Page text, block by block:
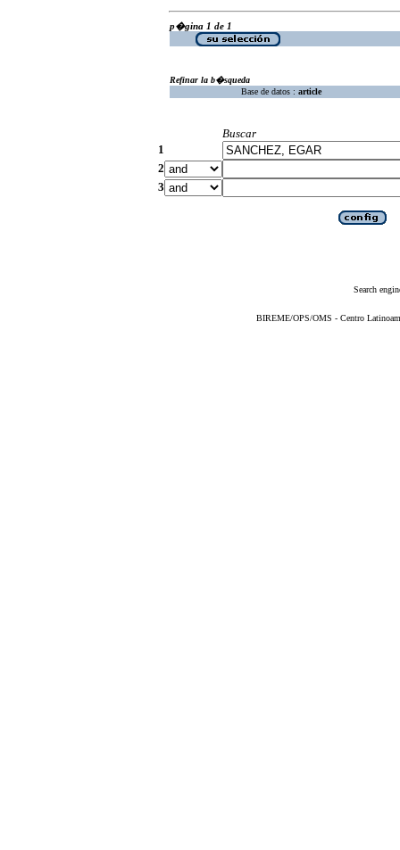
p�gina 1 de 1
Refinar la b�squeda
Base de datos : article
Buscar
1
2
3
Search
BIREME/OPS/OMS - Centro